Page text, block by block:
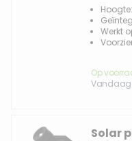
Werkt
Op
Vandaag
Solar